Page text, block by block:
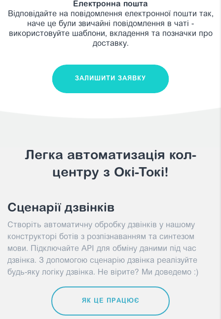
Електронна пошта
Відповідайте на повідомлення електронної пошти так,
наче це були звичайні повідомлення в чаті -
використовуйте шаблони, вкладення та позначки про
доставку.
ЗАЛИШИТИ ЗАЯВКУ
Легка автоматизація кол-
центру з Окі-Токі!
Сценарії дзвінків
Створіть автоматичну обробку дзвінків у нашому
конструкторі ботів з розпізнаванням та синтезом
мови. Підключайте API для обміну даними під час
дзвінка. З допомогою сценарію дзвінка реалізуйте
будь-яку логіку дзвінка. Не вірите? Ми доведемо :)
ЯК ЦЕ ПРАЦЮЄ